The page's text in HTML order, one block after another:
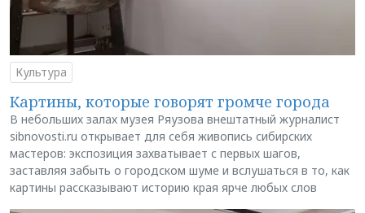
Культура
Картины, которые говорят громче города
В небольших залах музея Ряузова внештатный журналист
sibnovosti.ru открывает для себя живопись сибирских
мастеров: экспозиция захватывает с первых шагов,
заставляя забыть о городском шуме и вслушаться в то, как
картины рассказывают историю края ярче любых слов